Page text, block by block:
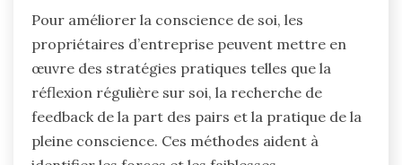
Pour améliorer la conscience de soi, les
propriétaires d’entreprise peuvent mettre en
œuvre des stratégies pratiques telles que la
réflexion régulière sur soi, la recherche de
feedback de la part des pairs et la pratique de la
pleine conscience. Ces méthodes aident à